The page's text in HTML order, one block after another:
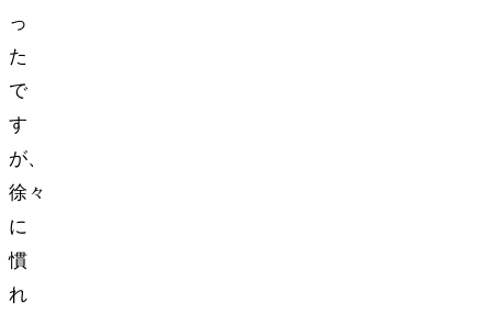
っ
た
で
す
が、
徐々
に
慣
れ